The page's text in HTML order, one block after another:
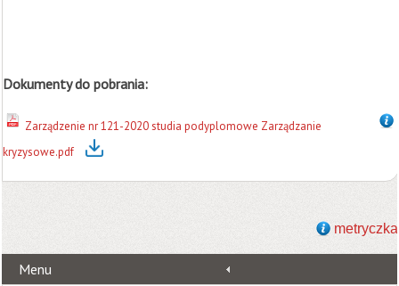
Dokumenty do pobrania:
Zarządzenie nr 121-2020 studia podyplomowe Zarządzanie
kryzysowe.pdf
metryczka
Menu